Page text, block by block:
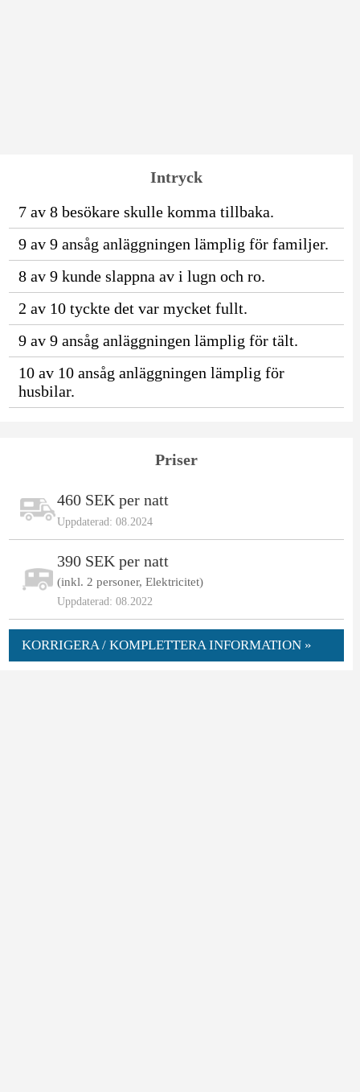
Intryck
7 av 8 besökare skulle komma tillbaka.
9 av 9 ansåg anläggningen lämplig för familjer.
8 av 9 kunde slappna av i lugn och ro.
2 av 10 tyckte det var mycket fullt.
9 av 9 ansåg anläggningen lämplig för tält.
10 av 10 ansåg anläggningen lämplig för
husbilar.
Priser
460 SEK per natt
Uppdaterad: 08.2024
390 SEK per natt
(inkl. 2 personer, Elektricitet)
Uppdaterad: 08.2022
KORRIGERA / KOMPLETTERA INFORMATION »